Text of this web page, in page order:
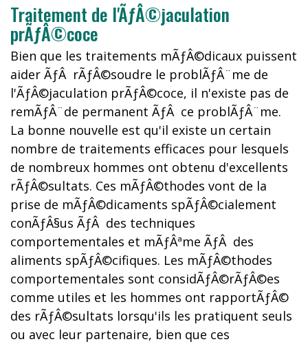
Traitement de l'ÃƒÂ©jaculation
prÃƒÂ©coce
Bien que les traitements mÃƒÂ©dicaux puissent
aider ÃƒÂ rÃƒÂ©soudre le problÃƒÂ¨me de
l'ÃƒÂ©jaculation prÃƒÂ©coce, il n'existe pas de
remÃƒÂ¨de permanent ÃƒÂ ce problÃƒÂ¨me.
La bonne nouvelle est qu'il existe un certain
nombre de traitements efficaces pour lesquels
de nombreux hommes ont obtenu d'excellents
rÃƒÂ©sultats. Ces mÃƒÂ©thodes vont de la
prise de mÃƒÂ©dicaments spÃƒÂ©cialement
conÃƒÂ§us ÃƒÂ des techniques
comportementales et mÃƒÂªme ÃƒÂ des
aliments spÃƒÂ©cifiques. Les mÃƒÂ©thodes
comportementales sont considÃƒÂ©rÃƒÂ©es
comme utiles et les hommes ont rapportÃƒÂ©
des rÃƒÂ©sultats lorsqu'ils les pratiquent seuls
ou avec leur partenaire, bien que ces